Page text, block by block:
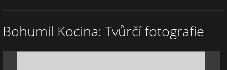
Bohumil Kocina: Tvůrčí fotografie